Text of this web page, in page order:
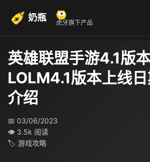
奶瓶 虎牙旗下产品
英雄联盟手游4.1版
LOLM4.1版本上线
介绍
📅 03/06/2023
👁 3.5k 阅读
🏷 游戏攻略